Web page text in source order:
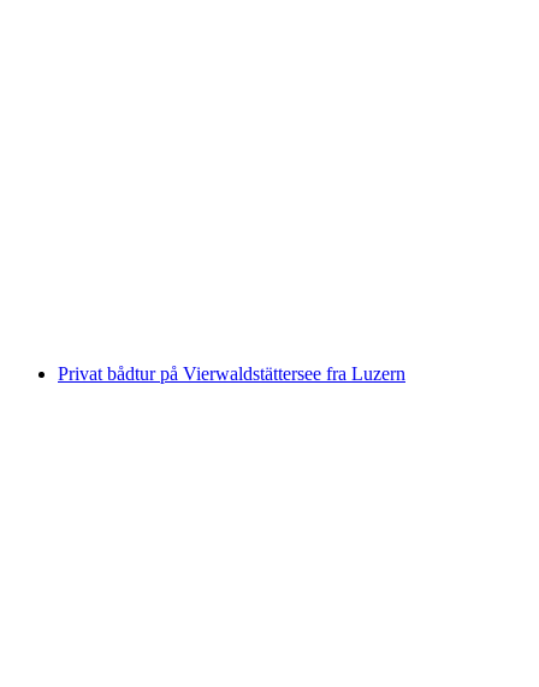
Privat bådtur på Vierwaldstättersee fra Luzern